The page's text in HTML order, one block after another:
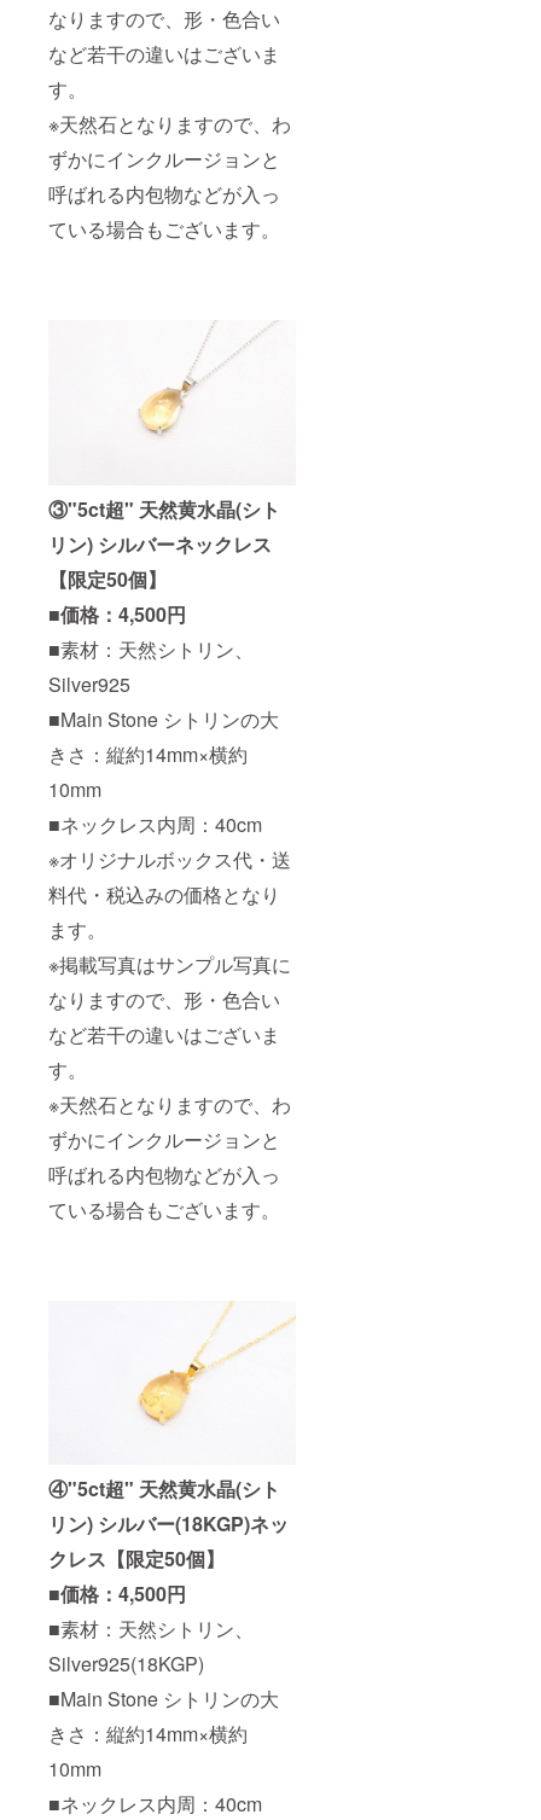
なりますので、形・色合い
など若干の違いはございま
す。
※天然石となりますので、わ
ずかにインクルージョンと
呼ばれる内包物などが入っ
ている場合もございます。
③"5ct超" 天然黄水晶(シト
リン) シルバーネックレス
【限定50個】
■価格：4,500円
■素材：天然シトリン、
Silver925
■Main Stone シトリンの大
きさ：縦約14mm×横約
10mm
■ネックレス内周：40cm
※オリジナルボックス代・送
料代・税込みの価格となり
ます。
※掲載写真はサンプル写真に
なりますので、形・色合い
など若干の違いはございま
す。
※天然石となりますので、わ
ずかにインクルージョンと
呼ばれる内包物などが入っ
ている場合もございます。
④"5ct超" 天然黄水晶(シト
リン) シルバー(18KGP)ネッ
クレス【限定50個】
■価格：4,500円
■素材：天然シトリン、
Silver925(18KGP)
■Main Stone シトリンの大
きさ：縦約14mm×横約
10mm
■ネックレス内周：40cm